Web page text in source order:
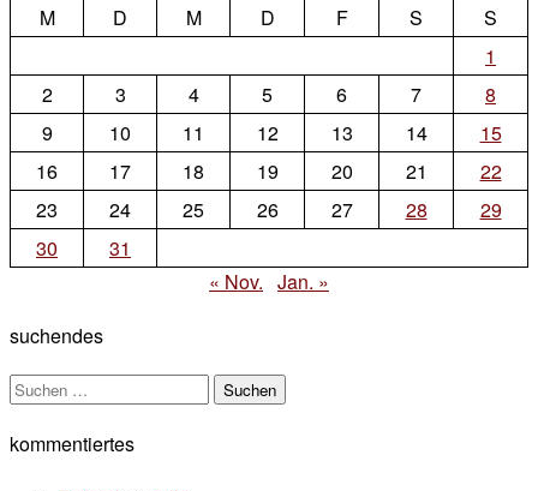
Comment
#sonntags
M
D M D F S
S
1
2
3 4 5 6 7
8
9
10 11 12 13 14
15
16
17 18 19 20 21
22
23
24 25 26 27 28
29
30
31
« Nov. Jan. »
suchendes
Suchen
kommentiertes